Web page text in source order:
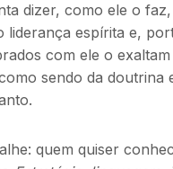
dizer, como ele o
espírita e,
com ele o
sendo da doutrina
quem quiser